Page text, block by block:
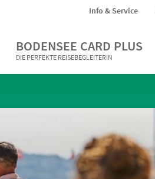
Info & Service
BODENSEE CARD PLUS
DIE PERFEKTE REISEBEGLEITERIN